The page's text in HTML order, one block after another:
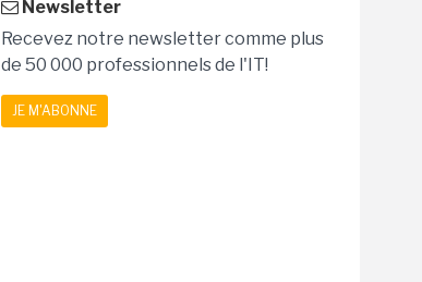
Newsletter
Recevez notre newsletter comme plus
de 50 000 professionnels de l'IT!
JE M'ABONNE